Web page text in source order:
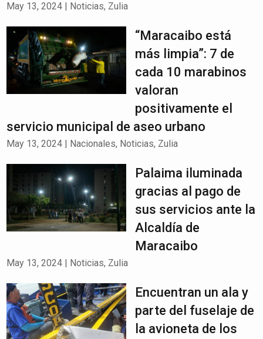
May 13, 2024 | Noticias, Zulia
“Maracaibo está
más limpia”: 7 de
cada 10 marabinos
valoran
positivamente el
servicio municipal de aseo urbano
May 13, 2024 | Nacionales, Noticias, Zulia
Palaima iluminada
gracias al pago de
sus servicios ante la
Alcaldía de
Maracaibo
May 13, 2024 | Noticias, Zulia
Encuentran un ala y
parte del fuselaje de
la avioneta de los